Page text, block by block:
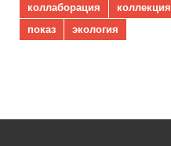
коллаборация
коллекция
показ
экология